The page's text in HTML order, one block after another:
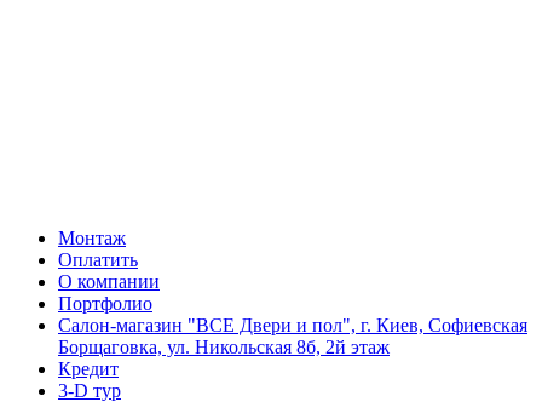
Монтаж
Оплатить
О компании
Портфолио
Салон-магазин "ВСЕ Двери и пол", г. Киев, Софиевская
Борщаговка, ул. Никольская 8б, 2й этаж
Кредит
3-D тур